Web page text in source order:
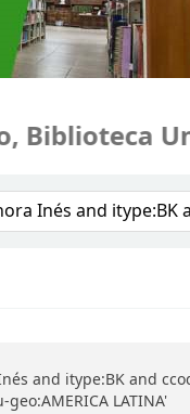
and itype:BK and
LATINA'